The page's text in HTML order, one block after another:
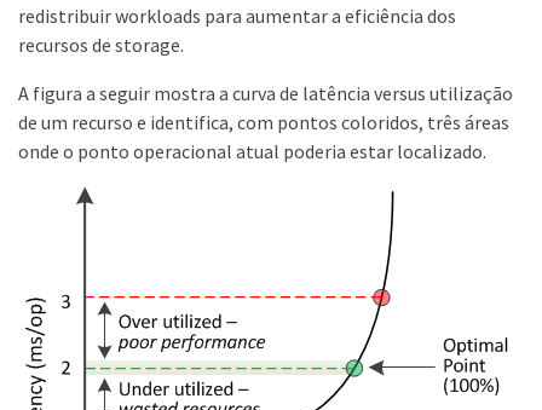
redistribuir workloads para aumentar a eficiência dos
recursos de storage.
A figura a seguir mostra a curva de latência versus utilização
de um recurso e identifica, com pontos coloridos, três áreas
onde o ponto operacional atual poderia estar localizado.